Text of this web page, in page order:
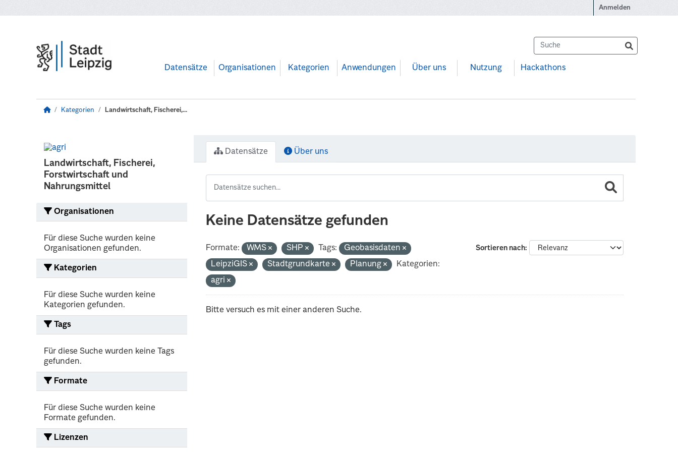
Anmelden
Datensätze Organisationen Kategorien Anwendungen Über uns Nutzung Hackathons
Kategorien Landwirtschaft, Fischerei,...
Landwirtschaft, Fischerei,
Forstwirtschaft und
Nahrungsmittel
Organisationen
Für diese Suche wurden keine
Organisationen gefunden.
Kategorien
Für diese Suche wurden keine
Kategorien gefunden.
Tags
Für diese Suche wurden keine Tags
gefunden.
Formate
Für diese Suche wurden keine
Formate gefunden.
Lizenzen
Datensätze Über uns
Keine Datensätze gefunden
Sortieren nach
Formate: WMS SHP Tags:
Geobasisdaten
LeipziGIS
Stadtgrundkarte Planung
Kategorien:
agri
Bitte versuch es mit einer anderen Suche.